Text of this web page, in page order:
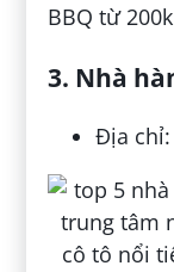
BBQ từ
3. Nhà
Địa chỉ: